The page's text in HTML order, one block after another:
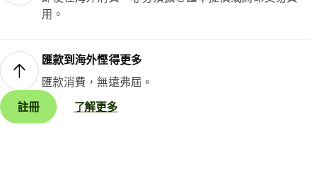
用。
匯款到海外慳得更多
匯款消費，無遠弗屆。
註冊
了解更多